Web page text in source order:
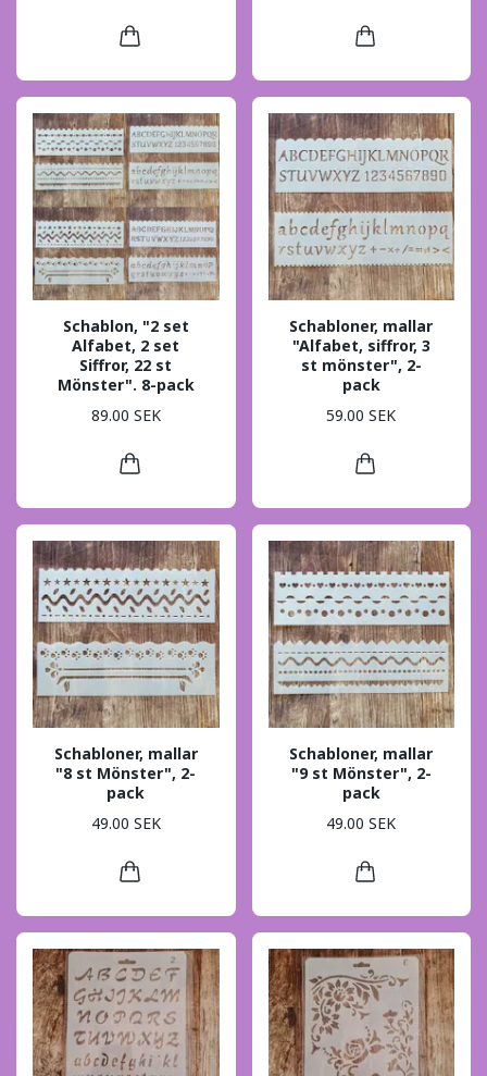
Schablon, "2 set
Alfabet, 2 set
Siffror, 22 st
Mönster". 8-pack
89.00 SEK
Schabloner, mallar
"Alfabet, siffror, 3
st mönster", 2-
pack
59.00 SEK
Schabloner, mallar
"8 st Mönster", 2-
pack
49.00 SEK
Schabloner, mallar
"9 st Mönster", 2-
pack
49.00 SEK